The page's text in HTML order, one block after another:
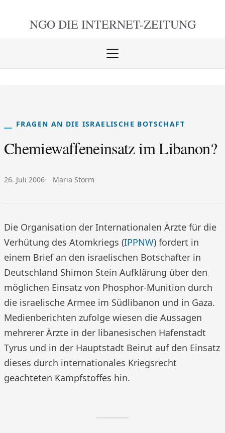
NGO DIE INTERNET-ZEITUNG
Menü
FRAGEN AN DIE ISRAELISCHE BOTSCHAFT
Chemiewaffeneinsatz im Libanon?
Veröffentlicht am:
26. Juli 2006 Autor:
Maria Storm
Die Organisation der Internationalen Ärzte für die
Verhütung des Atomkriegs (IPPNW) fordert in
einem Brief an den israelischen Botschafter in
Deutschland Shimon Stein Aufklärung über den
möglichen Einsatz von Phosphor-Munition durch
die israelische Armee im Südlibanon und in Gaza.
Medienberichten zufolge wiesen die Aussagen
mehrerer Ärzte in der libanesischen Hafenstadt
Tyrus und in der Hauptstadt Beirut auf den Einsatz
dieses durch internationales Kriegsrecht
geächteten Kampfstoffes hin.